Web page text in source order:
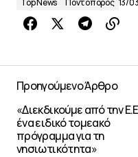
Προηγούμενο Άρθρο
«Διεκδικούμε από την
ένα ειδικό τομεακό
πρόγραμμα για τη
νησιωτικότητα»